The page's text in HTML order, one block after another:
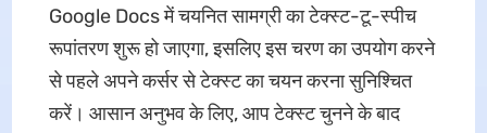
Google Docs में चयनित सामग्री का टेक्स्ट-टू-स्पीच
रूपांतरण शुरू हो जाएगा, इसलिए इस चरण का उपयोग करने
से पहले अपने कर्सर से टेक्स्ट का चयन करना सुनिश्चित
करें। आसान अनुभव के लिए, आप टेक्स्ट चुनने के बाद